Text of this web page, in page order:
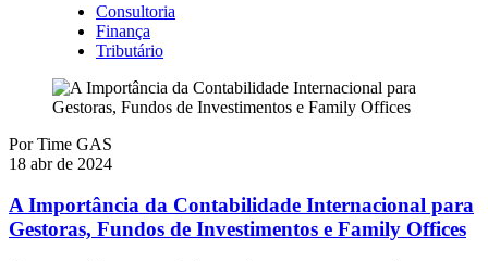
Consultoria
Finança
Tributário
PorTime GAS
18 abr de 2024
A Importância da Contabilidade Internacional para
Gestoras, Fundos de Investimentos e Family Offices